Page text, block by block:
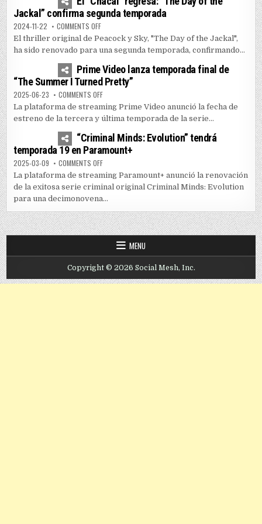
Jackal” confirma segunda temporada
2024-11-22 COMMENTS OFFON EL “CHACAL” REGRESA: “THE DAY OF THE JACKAL”
El thriller original de Peacock y Sky, "The Day of the Jackal",
ha sido renovado para una segunda temporada, confirmando...
1 5158
Prime Video lanza temporada final de
“The Summer I Turned Pretty”
2025-06-23 COMMENTS OFFON PRIME VIDEO LANZA TEMPORADA FINAL DE “THE
La plataforma de streaming Prime Video anunció la fecha de
estreno de la tercera y última temporada de la serie...
0 3593
“Criminal Minds: Evolution” tendrá
temporada 19 en Paramount+
2025-03-09 COMMENTS OFFON “CRIMINAL MINDS: EVOLUTION” TENDRÁ
La plataforma de streaming Paramount+ anunció la renovación
de la exitosa serie criminal original Criminal Minds: Evolution
para una decimonovena...
MENU
Copyright © 2026 Social Mesh, Inc.